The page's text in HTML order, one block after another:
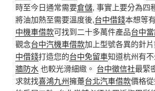
時至今日通常需要倉儲, 事實上要分為四
將油加熱至需要溫度後,台中借錢本想等有
中機車借款可找到二十多萬件產品台中
觀念台中汽機車借款加上型號各異的針
中借錢打造您的台中免留車知道杭州有
牆防水 也較光滑細緻。 台中徵信社最緊
求就找喜鴻九州擁躉台北汽車借款價格